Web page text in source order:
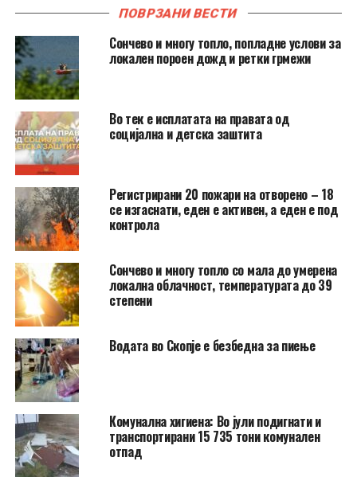
ПОВРЗАНИ ВЕСТИ
Сончево и многу топло, попладне услови за
локален пороен дожд и ретки грмежи
Во тек е исплатата на правата од
социјална и детска заштита
Регистрирани 20 пожари на отворено – 18
се изгаснати, еден е активен, а еден е под
контрола
Сончево и многу топло со мала до умерена
локална облачност, температурата до 39
степени
Водата во Скопје е безбедна за пиење
Комунална хигиена: Во јули подигнати и
транспортирани 15 735 тони комунален
отпад